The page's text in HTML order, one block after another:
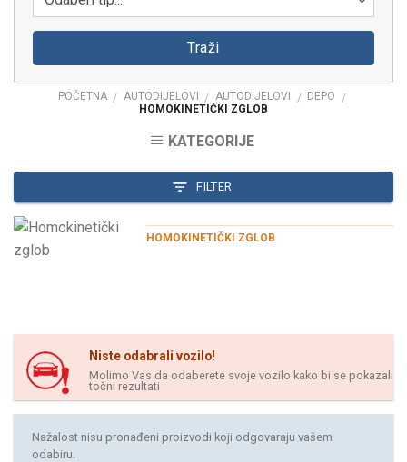
Traži
POČETNA / AUTODIJELOVI / AUTODIJELOVI / DEPO
/
HOMOKINETIČKI ZGLOB
KATEGORIJE
FILTER
HOMOKINETIČKI ZGLOB
Niste odabrali vozilo!
Molimo Vas da odaberete svoje vozilo kako bi se pokazali
točni rezultati
Nažalost nisu pronađeni proizvodi koji odgovaraju vašem
odabiru.